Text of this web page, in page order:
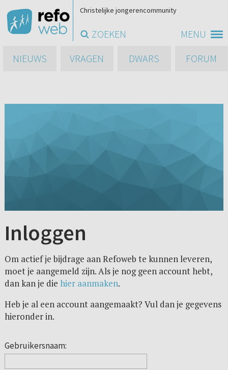
MENU
Christelijke jongerencommunity
ZOEKEN
NIEUWS
VRAGEN DWARS FORUM
Inloggen
Om actief je bijdrage aan Refoweb te kunnen leveren,
moet je aangemeld zijn. Als je nog geen account hebt,
dan kan je die hier aanmaken.
Heb je al een account aangemaakt? Vul dan je gegevens
hieronder in.
Gebruikersnaam: